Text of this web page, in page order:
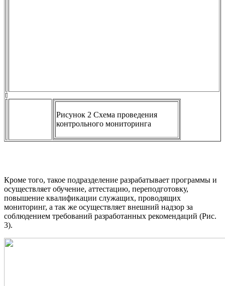
Рисунок 2 Схема проведения
контрольного мониторинга
Кроме того, такое подразделение разрабатывает программы и
осуществляет обучение, аттестацию, переподготовку,
повышение квалификации служащих, проводящих
мониторинг, а так же осуществляет внешний надзор за
соблюдением требований разработанных рекомендаций (Рис.
3).